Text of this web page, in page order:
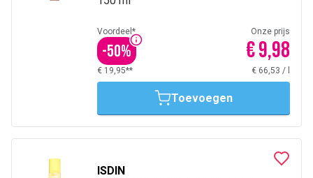
Voordeel*
-50%
Onze prijs
€ 9,98
€ 19,95** € 66,53 /
Toevoegen
ISDIN